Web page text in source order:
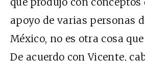
apoyo de varias personas
México, no es otra cosa
De acuerdo con Vicente,